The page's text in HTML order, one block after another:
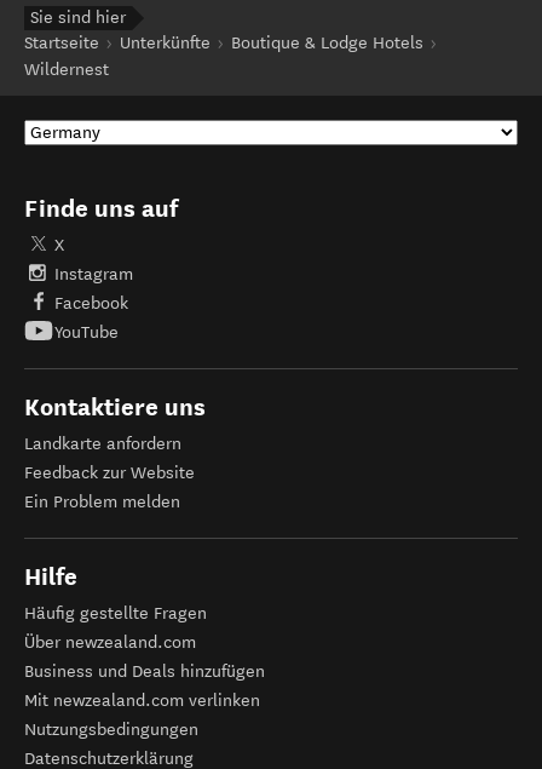
Sie sind hier
Startseite
Unterkünfte
Boutique & Lodge Hotels
Wildernest
Finde uns auf
X
Instagram
Facebook
YouTube
Kontaktiere uns
Landkarte anfordern
Feedback zur Website
Ein Problem melden
Hilfe
Häufig gestellte Fragen
Über newzealand.com
Business und Deals hinzufügen
Mit newzealand.com verlinken
Nutzungsbedingungen
Datenschutzerklärung